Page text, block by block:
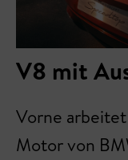
V8 mit
Vorne
Motor von